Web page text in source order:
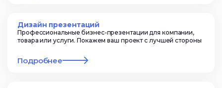
Дизайн презентаций
Профессиональные бизнес-презентации для компании,
товара или услуги. Покажем ваш проект с лучшей стороны
Подробнее